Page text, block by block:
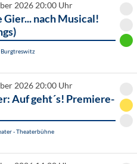
2026 20:00 Uhr
nach Musical!
Burgtreswitz
2026 20:00 Uhr
Auf geht´s! Premiere-
- Theaterbühne